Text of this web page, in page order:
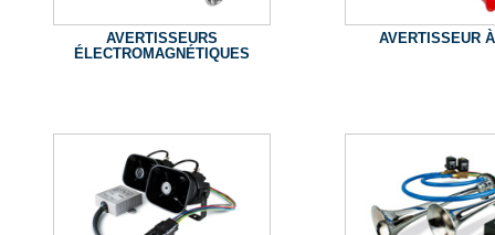
AVERTISSEURS
ÉLECTROMAGNÉTIQUES
AVERTISSEUR